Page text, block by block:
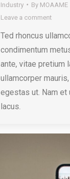
Industry By MOAAME
Leave a comment
Ted rhoncus
condimentum
ante, vitae pretium
ullamcorper
egestas ut. Nam et
lacus.